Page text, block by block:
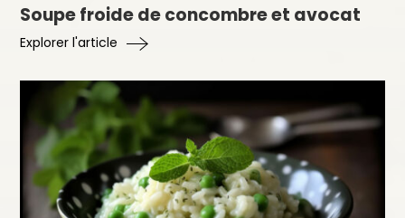
Soupe froide de concombre et avocat
Explorer l'article